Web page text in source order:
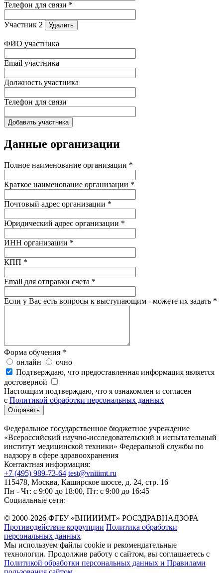
Телефон для связи *
Участник 2 Удалить
ФИО участника
Email участника
Должность участника
Телефон для связи
Добавить участника
Данные организации
Полное наименование организации *
Краткое наименование организации *
Почтовый адрес организации *
Юридический адрес организации *
ИНН организации *
КПП *
Email для отправки счета *
Если у Вас есть вопросы к выступающим - можете их задать *
Форма обучения *
онлайн
очно
Подтверждаю, что предоставленная информация является
достоверной
Настоящим подтверждаю, что я ознакомлен и согласен
с Политикой обработки персональных данных
Федеральное государственное бюджетное учреждение
«Всероссийский научно-исследовательский и испытательный
институт медицинской техники» Федеральной службы по
надзору в сфере здравоохранения
Контактная информация:
+7 (495) 989-73-64 test@vniiimt.ru
115478, Москва, Каширское шоссе, д. 24, стр. 16
Пн - Чт: с 9:00 до 18:00, Пт: с 9:00 до 16:45
Социальные сети:
© 2000-2026 ФГБУ «ВНИИИМТ» РОСЗДРАВНАДЗОРА
Противодействие коррупции Политика обработки
персональных данных
Мы используем файлы cookie и рекомендательные
технологии. Продолжив работу с сайтом, вы соглашаетесь с
Политикой обработки персональных данных и Правилами